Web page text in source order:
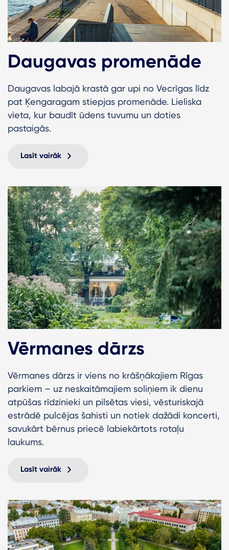
Daugavas promenāde
Daugavas labajā krastā gar upi no Vecrīgas līdz
pat Ķengaragam stiepjas promenāde. Lieliska
vieta, kur baudīt ūdens tuvumu un doties
pastaigās.
Lasīt vairāk
Vērmanes dārzs
Vērmanes dārzs ir viens no krāšņākajiem Rīgas
parkiem – uz neskaitāmajiem soliņiem ik dienu
atpūšas rīdzinieki un pilsētas viesi, vēsturiskajā
estrādē pulcējas šahisti un notiek dažādi koncerti,
savukārt bērnus priecē labiekārtots rotaļu
laukums.
Lasīt vairāk